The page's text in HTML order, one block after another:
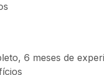
6 meses de